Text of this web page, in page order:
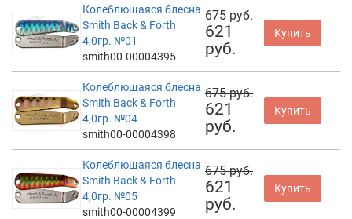
Колеблющаяся блесна
Smith Back & Forth
4,0гр. №01
smith00-00004395
675 руб.
621
руб.
Купить
Колеблющаяся блесна
Smith Back & Forth
4,0гр. №04
smith00-00004398
675 руб.
621
руб.
Купить
Колеблющаяся блесна
Smith Back & Forth
4,0гр. №05
smith00-00004399
675 руб.
621
руб.
Купить